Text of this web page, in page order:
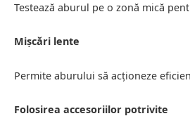
Testează aburul pe o zonă mică
Mișcări lente
Permite aburului să acționeze
Folosirea accesoriilor potrivite